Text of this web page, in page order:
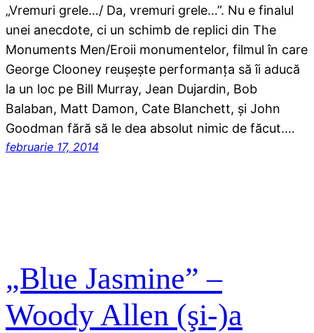
„Vremuri grele…/ Da, vremuri grele…”. Nu e finalul
unei anecdote, ci un schimb de replici din The
Monuments Men/Eroii monumentelor, filmul în care
George Clooney reuşeşte performanţa să îi aducă
la un loc pe Bill Murray, Jean Dujardin, Bob
Balaban, Matt Damon, Cate Blanchett, şi John
Goodman fără să le dea absolut nimic de făcut.…
februarie 17, 2014
„Blue Jasmine” –
Woody Allen (şi-)a